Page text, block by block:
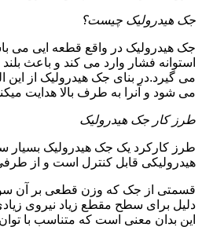
جک هیدرولیک چیست؟
جک هیدرولیک در واقع قطعه ایی می
استوانه فشار وارد می کند و باعث
می گیرد.در بنای جک هیدرولیک از این
می شود و آنرا به طرف بالا هدایت
طرز کار جک هیدرولیک
طرز کارکرد یک جک هیدرولیک بسیار
هیدرولیکی قابل کنترل است و از
قسمتی از جک که وزن قطعی بر آن
دلیل برای سطح مقطع زیاد نیروی
این بدان معنی است که متناسب با